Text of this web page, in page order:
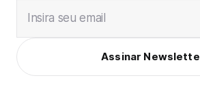
Insira seu email
Assinar